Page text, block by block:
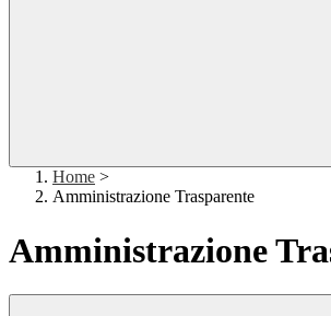
Home >
Amministrazione Trasparente
Amministrazione